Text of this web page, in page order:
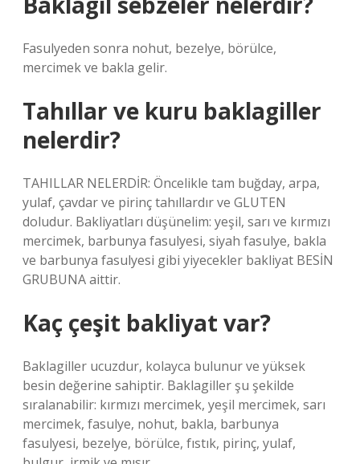
Fasulyeden sonra nohut, bezelye, börülce,
mercimek ve bakla gelir.
Tahıllar ve kuru baklagiller
nelerdir?
TAHILLAR NELERDİR: Öncelikle tam buğday, arpa,
yulaf, çavdar ve pirinç tahıllardır ve GLUTEN
doludur. Bakliyatları düşünelim: yeşil, sarı ve kırmızı
mercimek, barbunya fasulyesi, siyah fasulye, bakla
ve barbunya fasulyesi gibi yiyecekler bakliyat BESİN
GRUBUNA aittir.
Kaç çeşit bakliyat var?
Baklagiller ucuzdur, kolayca bulunur ve yüksek
besin değerine sahiptir. Baklagiller şu şekilde
sıralanabilir: kırmızı mercimek, yeşil mercimek, sarı
mercimek, fasulye, nohut, bakla, barbunya
fasulyesi, bezelye, börülce, fıstık, pirinç, yulaf,